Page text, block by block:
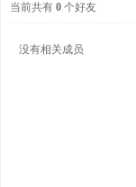
当前共有 0 个好友
没有相关成员